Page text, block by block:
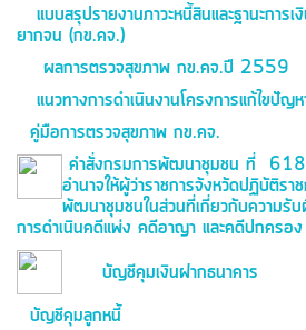
แบบสรุปรายงานภาวะหนี้สินและฐานะการ
ยากจน (กข.คจ.)
ผลการตรวจสุขภาพ กข.คจ.ปี 2559
แนวทางการดำเนินงานโครงการแก้ไขปัญ
คู่มือการตรวจสุขภาพ กข.คจ.
คำสั่งกรมการพัฒนาชุมชน ที่
อำนาจให้ผู้ว่าราชการจังหวัดปฏิบัติร
พัฒนาชุมชนในส่วนที่เกี่ยวกับความรับ
การดำเนินคดีแพ่ง คดีอาญา และคดีปกครอง
บัญชีคุมเงินฝากธนาคาร
บัญชีคุมลูกหนี้